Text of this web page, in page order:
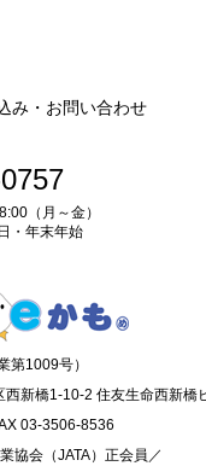
み・お問い合わせ
（月～金）
・年末年始
第1009号）
新橋1-10-2 住友生命西新橋
03-3506-8536
協会（JATA）正会員／